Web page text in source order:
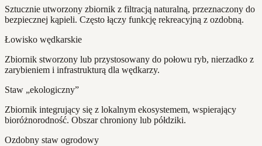
Sztucznie utworzony zbiornik z filtracją naturalną, przeznaczony do
bezpiecznej kąpieli. Często łączy funkcję rekreacyjną z ozdobną.
Łowisko wędkarskie
Zbiornik stworzony lub przystosowany do połowu ryb, nierzadko z
zarybieniem i infrastrukturą dla wędkarzy.
Staw „ekologiczny”
Zbiornik integrujący się z lokalnym ekosystemem, wspierający
bioróżnorodność. Obszar chroniony lub półdziki.
Ozdobny staw ogrodowy